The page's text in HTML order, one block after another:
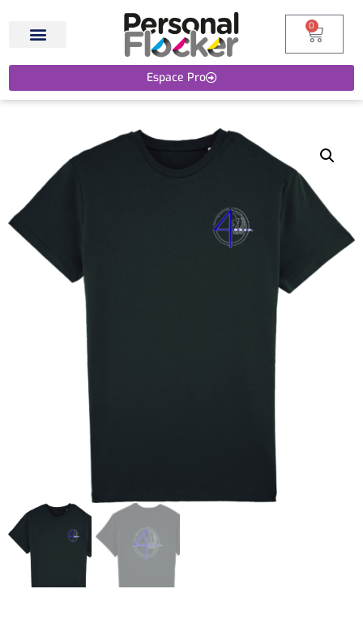
Espace Pro
0